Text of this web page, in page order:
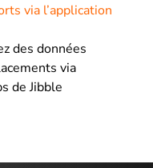
via l’application
des données
via
de Jibble